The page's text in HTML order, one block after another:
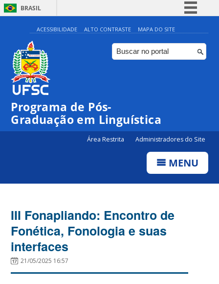
BRASIL
Simplifique!
Comunica BR
Participe
ACESSIBILIDADE ALTO CONTRASTE MAPA DO SITE
Programa de Pós-
Graduação em Linguística
Área Restrita Administradores do Site
MENU
III Fonapliando: Encontro de
Fonética, Fonologia e suas
interfaces
21/05/2025 16:57